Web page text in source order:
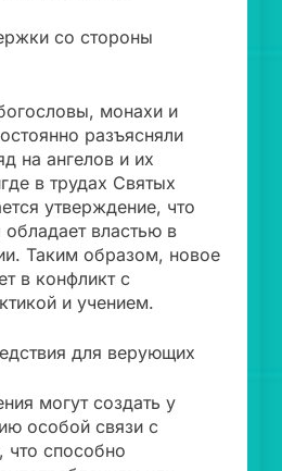
со стороны
монахи и
разъясняли
на ангелов и их
в трудах Святых
утверждение, что
властью в
Таким образом, новое
в конфликт с
и учением.
для верующих
могут создать у
особой связи с
способно